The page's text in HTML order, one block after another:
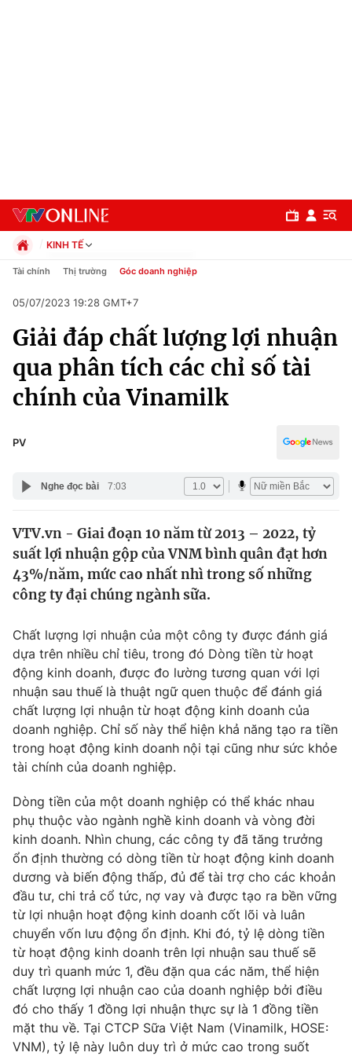
Chuyên mục
Xã hội
Pháp luật
Y tế
Thế giới
Tin tức
Thế giới đó đây
Câu chuyện quốc tế
Kinh tế
Thị trường
Góc doanh nghiệp
Dữ liệu và đời sống
Truyền hình
Phim VTV
Hậu trường
Nhân vật
Khán giả
Giải sao mai
Giải trí
Điện ảnh
Sao
Đời sống
Du lịch
Làm đẹp
Chất lượng cuộc sống
Giáo dục
Tuyển sinh
Học trực tuyến
Công nghệ
Hitech Công nghệ tương lai
Sản phẩm
Thị trường
Tư vấn
Giao lưu trực tuyến
Lịch phát sóng
Chuyên mục khác
Emagazine Podcast
KINH TẾ
Chính trị
Pháp luật
Kinh tế
Thể thao
Truyền hình
Văn hóa - Giải trí
Tài chính Thị trường Góc doanh nghiệp
05/07/2023 19:28 GMT+7
Giải đáp chất lượng lợi nhuận
qua phân tích các chỉ số tài
chính của Vinamilk
PV
Nghe đọc bài 7:03
VTV.vn - Giai đoạn 10 năm từ 2013 – 2022, tỷ
suất lợi nhuận gộp của VNM bình quân đạt hơn
43%/năm, mức cao nhất nhì trong số những
công ty đại chúng ngành sữa.
Chất lượng lợi nhuận của một công ty được đánh giá
dựa trên nhiều chỉ tiêu, trong đó Dòng tiền từ hoạt
động kinh doanh, được đo lường tương quan với lợi
nhuận sau thuế là thuật ngữ quen thuộc để đánh giá
chất lượng lợi nhuận từ hoạt động kinh doanh của
doanh nghiệp. Chỉ số này thể hiện khả năng tạo ra tiền
trong hoạt động kinh doanh nội tại cũng như sức khỏe
tài chính của doanh nghiệp.
Dòng tiền của một doanh nghiệp có thể khác nhau
phụ thuộc vào ngành nghề kinh doanh và vòng đời
kinh doanh. Nhìn chung, các công ty đã tăng trưởng
ổn định thường có dòng tiền từ hoạt động kinh doanh
dương và biến động thấp, đủ để tài trợ cho các khoản
đầu tư, chi trả cổ tức, nợ vay và được tạo ra bền vững
từ lợi nhuận hoạt động kinh doanh cốt lõi và luân
chuyển vốn lưu động ổn định. Khi đó, tỷ lệ dòng tiền
từ hoạt động kinh doanh trên lợi nhuận sau thuế sẽ
duy trì quanh mức 1, đều đặn qua các năm, thể hiện
chất lượng lợi nhuận cao của doanh nghiệp bởi điều
đó cho thấy 1 đồng lợi nhuận thực sự là 1 đồng tiền
mặt thu về. Tại CTCP Sữa Việt Nam (Vinamilk, HOSE:
VNM), tỷ lệ này luôn duy trì ở mức cao trong suốt